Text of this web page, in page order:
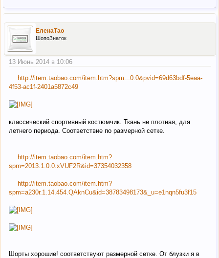
ЕленаТао
ШопоЗнаток
13 Июнь 2014 в 10:06
http://item.taobao.com/item.htm?spm...0.0&pvid=69d63bdf-5eaa-
4f53-ac1f-2401a5872c49
классический спортивный костюмчик. Ткань не плотная, для
летнего периода. Соответствие по размерной сетке.
http://item.taobao.com/item.htm?
spm=2013.1.0.0.xVUF2R&id=37354032358
http://item.taobao.com/item.htm?
spm=a230r.1.14.454.QAknCu&id=38783498173&_u=e1nqn5fu3f15
Шорты хорошие! соответствуют размерной сетке. От блузки я в